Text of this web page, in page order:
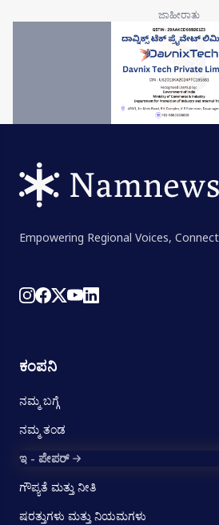
Empowering Regional Voices,
ಕಂಪನಿ
ನಮ್ಮ ಬಗ್ಗೆ
ನಮ್ಮ ತಂಡ
ಇ - ಪೇಪರ್
ಗೌಪ್ಯತೆ ಮತ್ತು ನೀತಿ
ಷರತ್ತುಗಳು ಮತ್ತು ನಿಯಮಗಳು